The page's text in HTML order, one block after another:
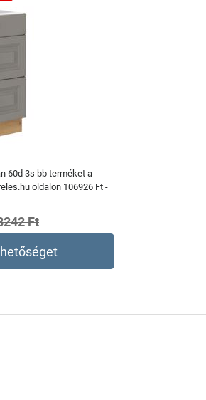
60d 3s bb terméket a
oldalon 106926 Ft -
Ft